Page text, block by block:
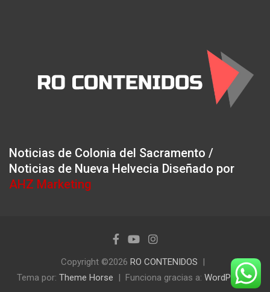
Noticias de Colonia del Sacramento /
Noticias de Nueva Helvecia Diseñado por
AHZ Marketing
Copyright ©2026 RO CONTENIDOS
Tema por: Theme Horse Funciona gracias a: WordPress